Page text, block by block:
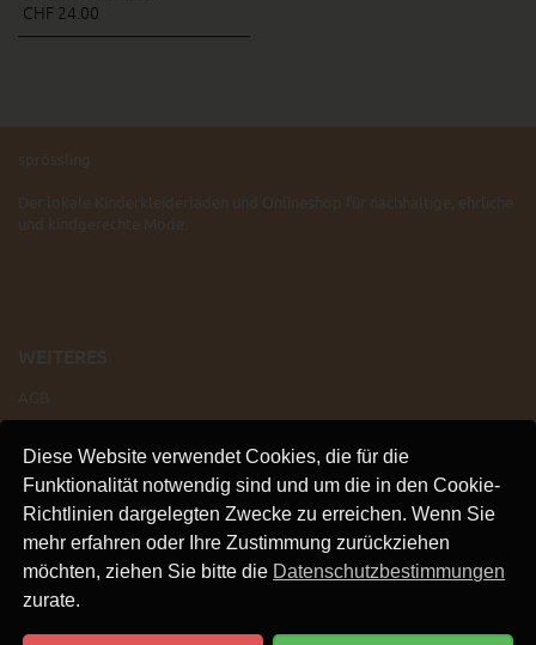
Diese Website verwendet Cookies, die für die
Funktionalität notwendig sind und um die in den Cookie-
Richtlinien dargelegten Zwecke zu erreichen. Wenn Sie
mehr erfahren oder Ihre Zustimmung zurückziehen
möchten, ziehen Sie bitte die Datenschutzbestimmungen
zurate.
CHF 24.00
VERSAND
KONTAKT
LINKS